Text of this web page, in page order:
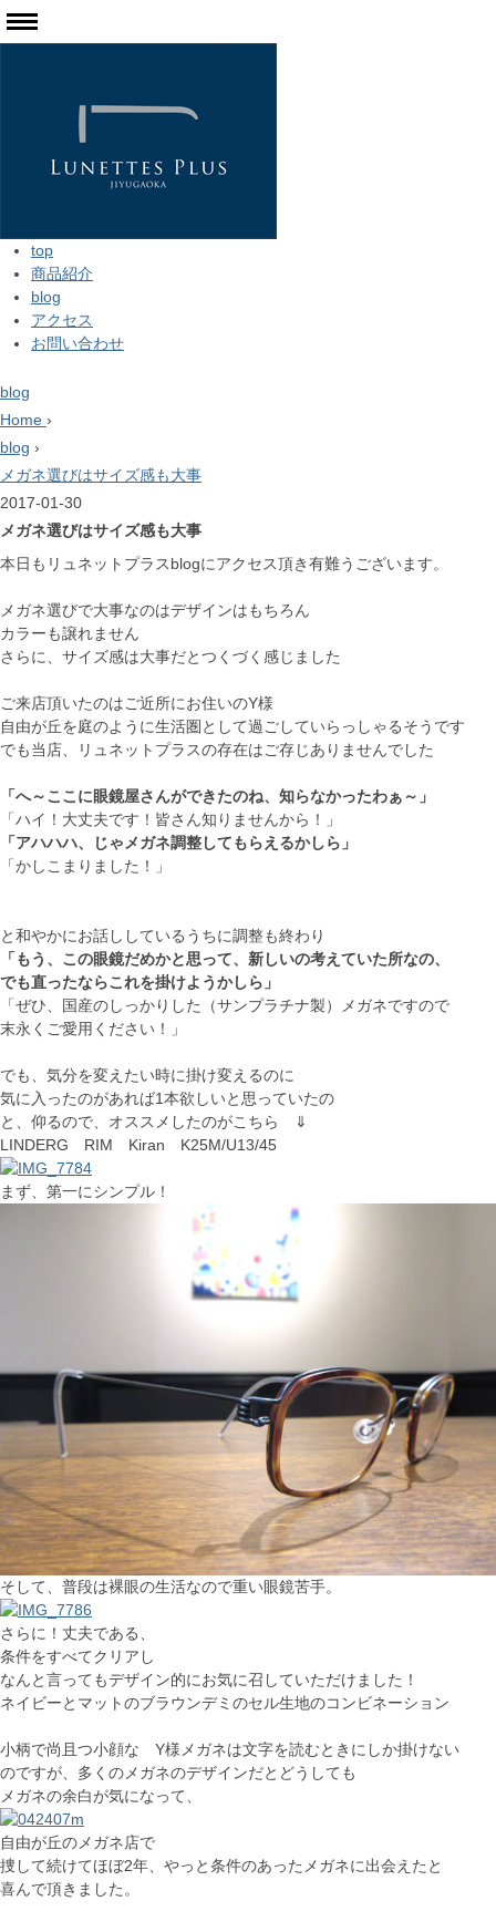
top
商品紹介
blog
アクセス
お問い合わせ
blog
Home ›
blog ›
メガネ選びはサイズ感も大事
2017-01-30
メガネ選びはサイズ感も大事
本日もリュネットプラスblogにアクセス頂き有難うございます。
メガネ選びで大事なのはデザインはもちろん
カラーも譲れません
さらに、サイズ感は大事だとつくづく感じました
ご来店頂いたのはご近所にお住いのY様
自由が丘を庭のように生活圏として過ごしていらっしゃるそうです
でも当店、リュネットプラスの存在はご存じありませんでした
「へ～ここに眼鏡屋さんができたのね、知らなかったわぁ～」
「ハイ！大丈夫です！皆さん知りませんから！」
「アハハハ、じゃメガネ調整してもらえるかしら」
「かしこまりました！」
と和やかにお話ししているうちに調整も終わり
「もう、この眼鏡だめかと思って、新しいの考えていた所なの、
でも直ったならこれを掛けようかしら」
「ぜひ、国産のしっかりした（サンプラチナ製）メガネですので
末永くご愛用ください！」
でも、気分を変えたい時に掛け変えるのに
気に入ったのがあれば1本欲しいと思っていたの
と、仰るので、オススメしたのがこちら ⇓
LINDERG RIM Kiran K25M/U13/45
まず、第一にシンプル！
そして、普段は裸眼の生活なので重い眼鏡苦手。
さらに！丈夫である、
条件をすべてクリアし
なんと言ってもデザイン的にお気に召していただけました！
ネイビーとマットのブラウンデミのセル生地のコンビネーション
小柄で尚且つ小顔な Y様メガネは文字を読むときにしか掛けない
のですが、多くのメガネのデザインだとどうしても
メガネの余白が気になって、
自由が丘のメガネ店で
捜して続けてほぼ2年、やっと条件のあったメガネに出会えたと
喜んで頂きました。